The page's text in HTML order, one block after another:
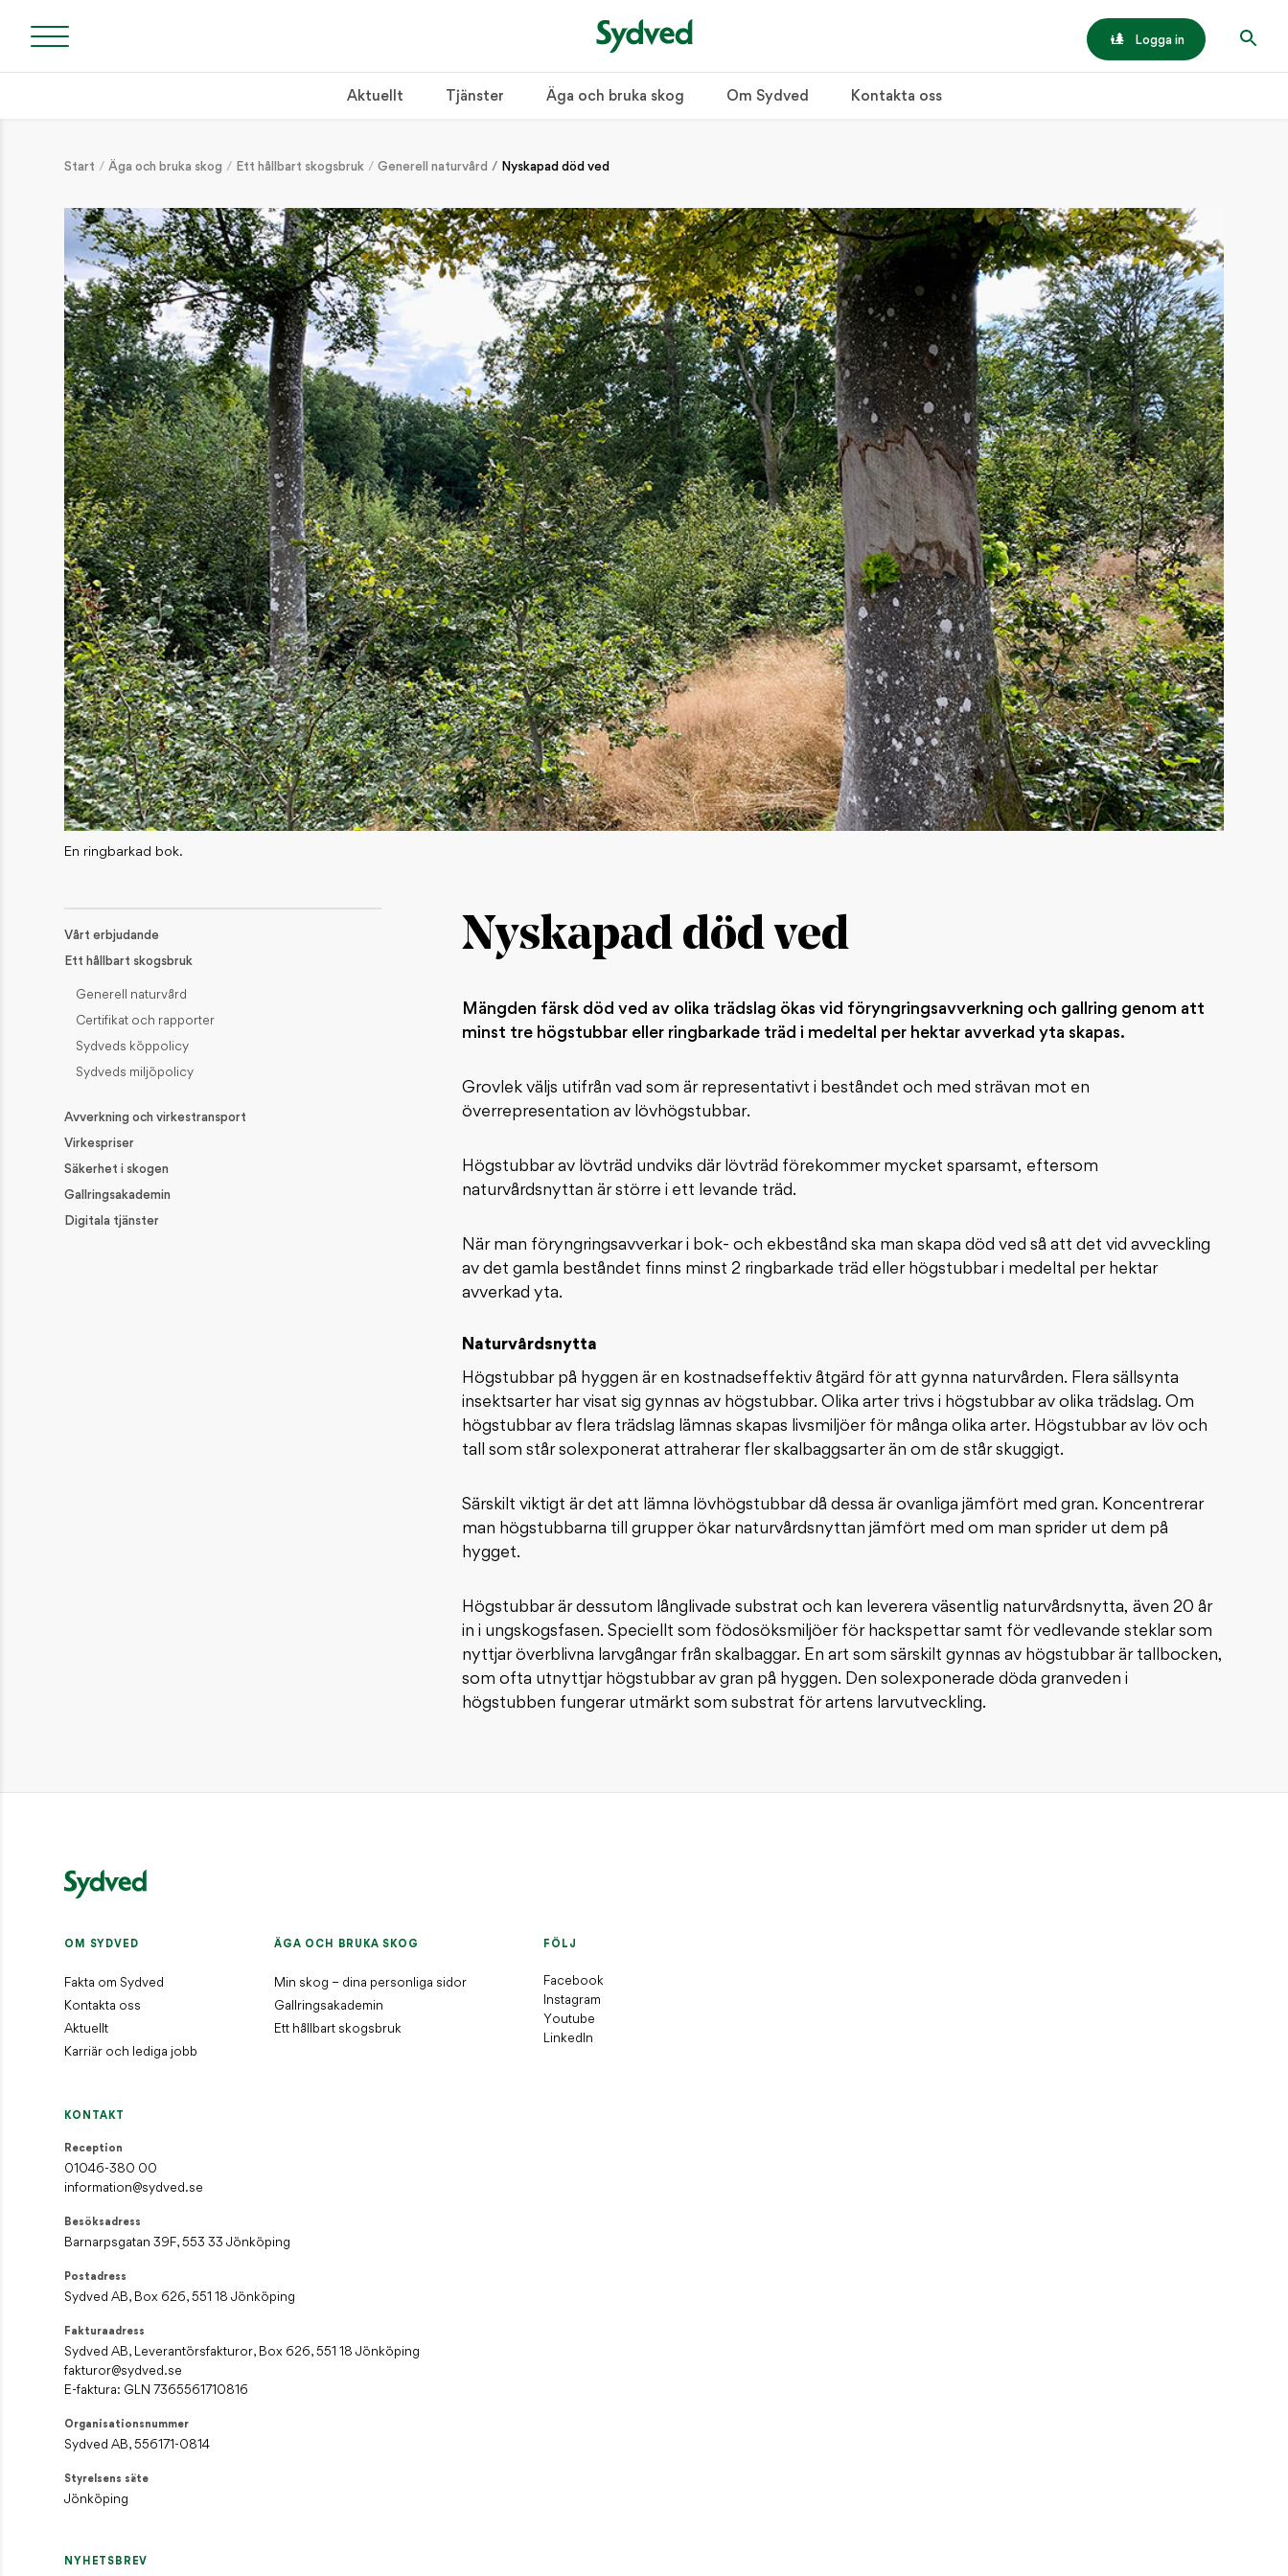
Logga in
Aktuellt Tjänster Äga och bruka skog Om Sydved Kontakta oss
Start Äga och bruka skog Ett hållbart skogsbruk Generell naturvård Nyskapad död ved
En ringbarkad bok.
Vårt erbjudande
Ett hållbart skogsbruk
Generell naturvård
Certifikat och rapporter
Sydveds köppolicy
Sydveds miljöpolicy
Avverkning och virkestransport
Virkespriser
Säkerhet i skogen
Gallringsakademin
Digitala tjänster
Nyskapad död ved
Mängden färsk död ved av olika trädslag ökas vid föryngringsavverkning och gallring genom att
minst tre högstubbar eller ringbarkade träd i medeltal per hektar avverkad yta skapas.
Grovlek väljs utifrån vad som är representativt i beståndet och med strävan mot en
överrepresentation av lövhögstubbar.
Högstubbar av lövträd undviks där lövträd förekommer mycket sparsamt, eftersom
naturvårdsnyttan är större i ett levande träd.
När man föryngringsavverkar i bok- och ekbestånd ska man skapa död ved så att det vid avveckling
av det gamla beståndet finns minst 2 ringbarkade träd eller högstubbar i medeltal per hektar
avverkad yta.
Naturvårdsnytta
Högstubbar på hyggen är en kostnadseffektiv åtgärd för att gynna naturvården. Flera sällsynta
insektsarter har visat sig gynnas av högstubbar. Olika arter trivs i högstubbar av olika trädslag. Om
högstubbar av flera trädslag lämnas skapas livsmiljöer för många olika arter. Högstubbar av löv och
tall som står solexponerat attraherar fler skalbaggsarter än om de står skuggigt.
Särskilt viktigt är det att lämna lövhögstubbar då dessa är ovanliga jämfört med gran. Koncentrerar
man högstubbarna till grupper ökar naturvårdsnyttan jämfört med om man sprider ut dem på
hygget.
Högstubbar är dessutom långlivade substrat och kan leverera väsentlig naturvårdsnytta, även 20 år
in i ungskogsfasen. Speciellt som födosöksmiljöer för hackspettar samt för vedlevande steklar som
nyttjar överblivna larvgångar från skalbaggar. En art som särskilt gynnas av högstubbar är tallbocken,
som ofta utnyttjar högstubbar av gran på hyggen. Den solexponerade döda granveden i
högstubben fungerar utmärkt som substrat för artens larvutveckling.
OM SYDVED
Fakta om Sydved
Kontakta oss
Aktuellt
Karriär och lediga jobb
ÄGA OCH BRUKA SKOG
Min skog – dina personliga sidor
Gallringsakademin
Ett hållbart skogsbruk
FÖLJ
Facebook
Instagram
Youtube
LinkedIn
KONTAKT
Reception
01046-380 00
information@sydved.se
Besöksadress
Barnarpsgatan 39F, 553 33 Jönköping
Postadress
Sydved AB, Box 626, 551 18 Jönköping
Fakturaadress
Sydved AB, Leverantörsfakturor, Box 626, 551 18 Jönköping
fakturor@sydved.se
E-faktura: GLN 7365561710816
Organisationsnummer
Sydved AB, 556171-0814
Styrelsens säte
Jönköping
NYHETSBREV